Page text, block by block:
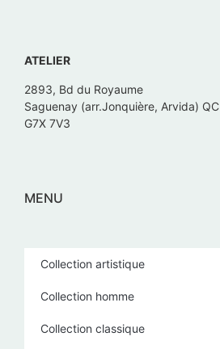
ATELIER
2893, Bd du Royaume
Saguenay (arr.Jonquière, Arvida) QC
G7X 7V3
MENU
Collection artistique
Collection homme
Collection classique